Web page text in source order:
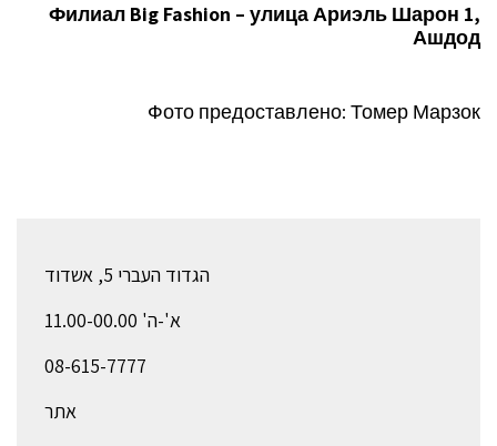
Филиал Big Fashion – улица Ариэль Шарон 1,
Ашдод
Фото предоставлено: Томер Марзок
הגדוד העברי 5, אשדוד
א'-ה' 11.00-00.00
08-615-7777
אתר